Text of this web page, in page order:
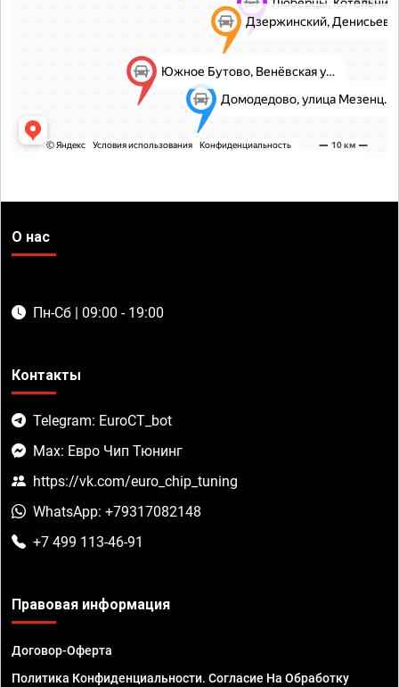
О нас
Пн-Сб | 09:00 - 19:00
Контакты
Telegram: EuroCT_bot
Max: Евро Чип Тюнинг
https://vk.com/euro_chip_tuning
WhatsApp: +79317082148
+7 499 113-46-91
Правовая информация
Договор-Оферта
Политика Конфиденциальности. Согласие На Обработку